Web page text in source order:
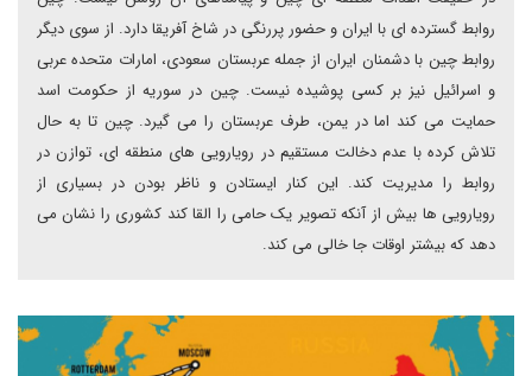
روابط گسترده ای با ایران و حضور پررنگی در شاخ آفریقا دارد. از سوی دیگر
روابط چین با دشمنان ایران از جمله عربستان سعودی، امارات متحده عربی
و اسرائیل نیز بر کسی پوشیده نیست. چین در سوریه از حکومت اسد
حمایت می کند اما در یمن، طرف عربستان را می گیرد. چین تا به حال
تلاش کرده با عدم دخالت مستقیم در رویارویی های منطقه ای، توازن در
روابط را مدیریت کند. این کنار ایستادن و ناظر بودن در بسیاری از
رویارویی ها بیش از آنکه تصویر یک حامی را القا کند کشوری را نشان می
دهد که بیشتر اوقات جا خالی می کند.